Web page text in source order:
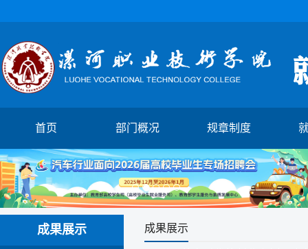
首页 部门概况 规章制度
1 2 3 4 5
成果展示 成果展示